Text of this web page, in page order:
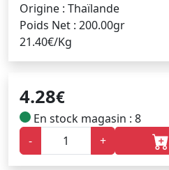
Origine : Thaïlande
Poids Net : 200.00gr
21.40€/Kg
4.28€
En stock magasin : 8
-
+